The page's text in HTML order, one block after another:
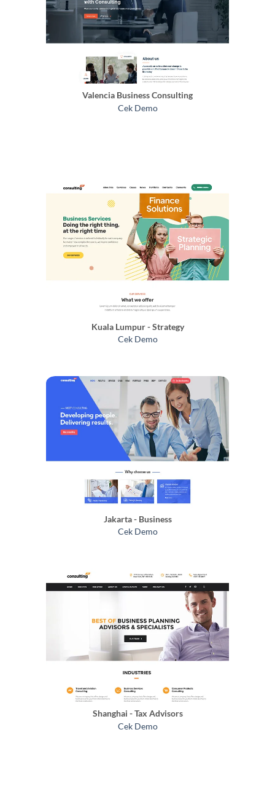
Valencia Business Consulting
Cek Demo
Kuala Lumpur - Strategy
Cek Demo
Jakarta - Business
Cek Demo
Shanghai - Tax Advisors
Cek Demo